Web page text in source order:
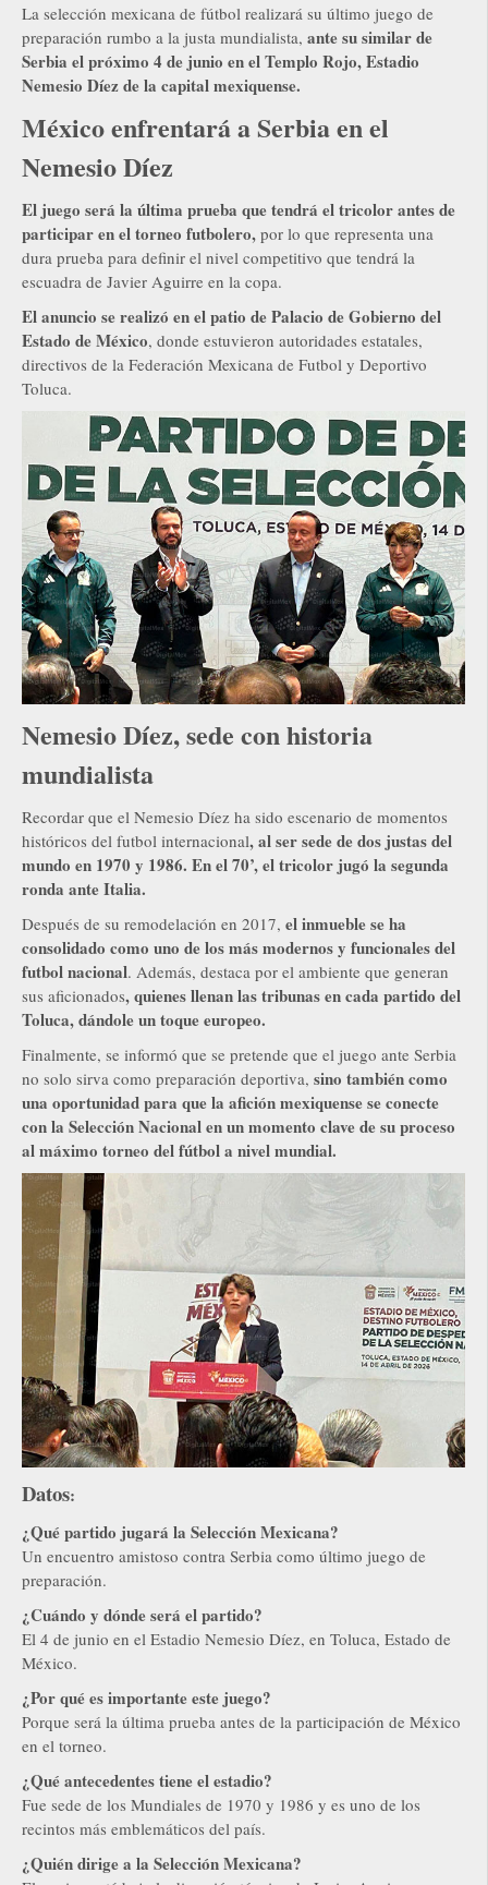
La selección mexicana de fútbol realizará su último juego de
preparación rumbo a la justa mundialista, ante su similar de
Serbia el próximo 4 de junio en el Templo Rojo, Estadio
Nemesio Díez de la capital mexiquense.
México enfrentará a Serbia en el
Nemesio Díez
El juego será la última prueba que tendrá el tricolor antes de
participar en el torneo futbolero, por lo que representa una
dura prueba para definir el nivel competitivo que tendrá la
escuadra de Javier Aguirre en la copa.
El anuncio se realizó en el patio de Palacio de Gobierno del
Estado de México, donde estuvieron autoridades estatales,
directivos de la Federación Mexicana de Futbol y Deportivo
Toluca.
Nemesio Díez, sede con historia
mundialista
Recordar que el Nemesio Díez ha sido escenario de momentos
históricos del futbol internacional, al ser sede de dos justas del
mundo en 1970 y 1986. En el 70’, el tricolor jugó la segunda
ronda ante Italia.
Después de su remodelación en 2017, el inmueble se ha
consolidado como uno de los más modernos y funcionales del
futbol nacional. Además, destaca por el ambiente que generan
sus aficionados, quienes llenan las tribunas en cada partido del
Toluca, dándole un toque europeo.
Finalmente, se informó que se pretende que el juego ante Serbia
no solo sirva como preparación deportiva, sino también como
una oportunidad para que la afición mexiquense se conecte
con la Selección Nacional en un momento clave de su proceso
al máximo torneo del fútbol a nivel mundial.
Datos:
¿Qué partido jugará la Selección Mexicana?
Un encuentro amistoso contra Serbia como último juego de
preparación.
¿Cuándo y dónde será el partido?
El 4 de junio en el Estadio Nemesio Díez, en Toluca, Estado de
México.
¿Por qué es importante este juego?
Porque será la última prueba antes de la participación de México
en el torneo.
¿Qué antecedentes tiene el estadio?
Fue sede de los Mundiales de 1970 y 1986 y es uno de los
recintos más emblemáticos del país.
¿Quién dirige a la Selección Mexicana?